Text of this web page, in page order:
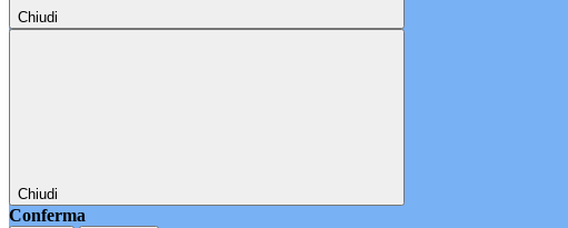
Chiudi
Chiudi
Conferma